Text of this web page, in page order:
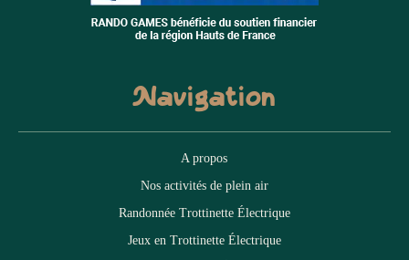
Navigation
A propos
Nos activités de plein air
Randonnée Trottinette Électrique
Jeux en Trottinette Électrique